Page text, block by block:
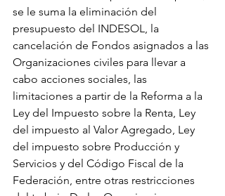
se le suma la eliminación del
presupuesto del INDESOL, la
cancelación de Fondos asignados a las
Organizaciones civiles para llevar a
cabo acciones sociales, las
limitaciones a partir de la Reforma a la
Ley del Impuesto sobre la Renta, Ley
del impuesto al Valor Agregado, Ley
del impuesto sobre Producción y
Servicios y del Código Fiscal de la
Federación, entre otras restricciones